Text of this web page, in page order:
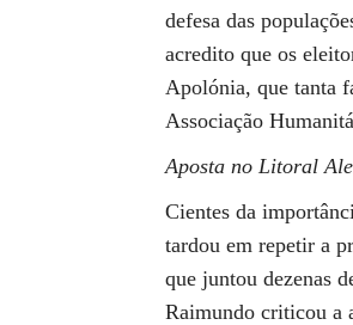
defesa das
acredito que os
Apolónia, que tanta
Associação
Aposta no Litoral
Cientes da
tardou em repetir a
que juntou dezenas
Raimundo criticou a